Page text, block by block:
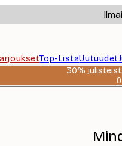
Top-ListaUutuudet
30%